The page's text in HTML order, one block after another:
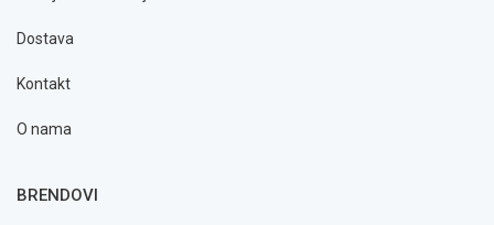
Dostava
Kontakt
O nama
BRENDOVI